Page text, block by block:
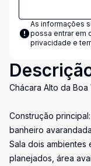
As informações
possa entrar em
privacidade e
Chácara Alto da
Construção
banheiro
Sala dois ambientes
planejados, área